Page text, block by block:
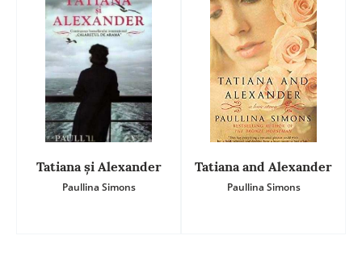
Tatiana și Alexander
Paullina Simons
Tatiana and Alexander
Paullina Simons